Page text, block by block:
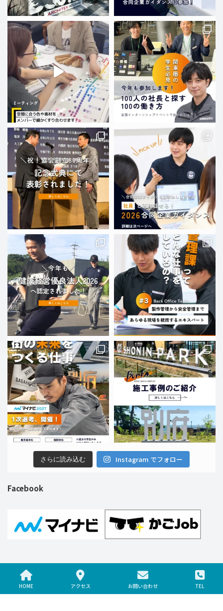
さらに読み込む Instagram でフォロー
Facebook
Copyright © 株式会社ブンカ巧芸社 All Rights Reserved.
HOME アクセス お問い合わせ TEL